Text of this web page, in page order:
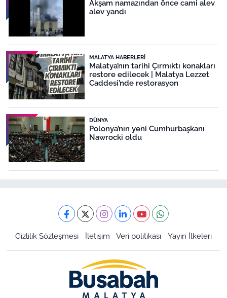
Akşam namazından önce cami alev
alev yandı
MALATYA HABERLERI
Malatya’nın tarihi Çırmıktı konakları
restore edilecek | Malatya Lezzet
Caddesi’nde restorasyon
DÜNYA
Polonya’nın yeni Cumhurbaşkanı
Nawrocki oldu
Gizlilik Sözleşmesi İletişim Veri politikası Yayın İlkeleri